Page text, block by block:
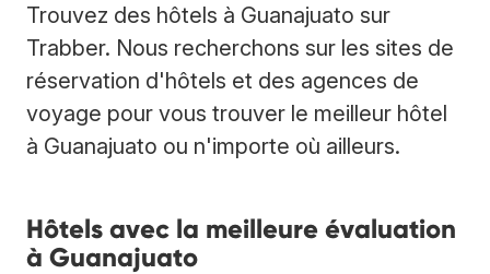
Trouvez des hôtels à Guanajuato sur
Trabber. Nous recherchons sur les sites de
réservation d'hôtels et des agences de
voyage pour vous trouver le meilleur hôtel
à Guanajuato ou n'importe où ailleurs.
Hôtels avec la meilleure évaluation
à Guanajuato